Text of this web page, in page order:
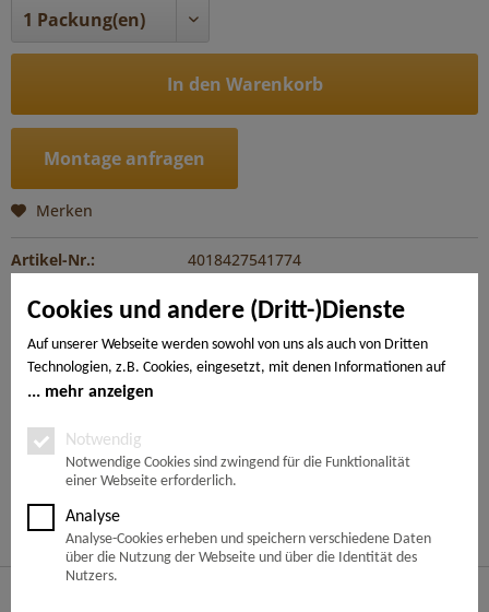
Cookies und andere (Dritt-)Dienste
Auf unserer Webseite werden sowohl von uns als auch von Dritten
Technologien, z.B. Cookies, eingesetzt, mit denen Informationen auf
Ihrem Endgerät gespeichert und/oder von Ihrem Endgerät abgerufen
Notwendige Cookies, Analyse-, Marketing- und Statistik-Cookies. Bei
den notwendigen Cookies handelt es sich um solche, die technisch
notwendig sind, um den von Ihnen gewünschten Dienst
bereitzustellen, die übrigen Cookies werden nur auf Grund einer von
Ihnen erteilten Einwilligung gesetzt. Die Einwilligung ist freiwillig.
Personen, die das 16. Lebensjahr noch nicht vollendet haben,
benötigen die Zustimmung der Sorgeberechtigten. Sie können Ihre
mehr anzeigen
Notwendig
Notwendige Cookies sind zwingend für die Funktionalität
einer Webseite erforderlich.
Analyse
Analyse-Cookies erheben und speichern verschiedene Daten
über die Nutzung der Webseite und über die Identität des
Nutzers.
In den Warenkorb
Montage anfragen
Merken
Artikel-Nr.: 4018427541774
Beschreibung
mehr
Ähnliche Artikel
Kunden haben sich ebenfalls angesehen